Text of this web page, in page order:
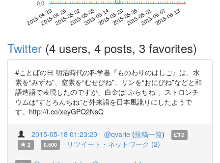
2015-04-202015-04-262015-05-022015-05-082015-05-142015-05-202015-05-262015-06-012015-06-072015-06-13
0.0
Twitter (4 users, 4 posts, 3 favorites)
#ことばの日 明治時代の科学書『ものわりのはしご』は、水
素を“みずね”、窒素を“むせびね”、リンを“おにびね”などと和
語造語で表現したのですが、白金は“ぷらちね”、ストロンチ
ウムは“すとろんちね”と外来語を日本風訛りにしたようで
す。http://t.co/xeyGPQ2NsQ
2015-05-18 01:23:20 @qvarie (投稿一覧)
2
2
0.500 リツイート・ネットワーク (2)